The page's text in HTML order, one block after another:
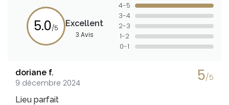
5.0/5 Excellent
3 Avis
4-5
3-4
2-3
1-2
0-1
doriane f.
9 décembre 2024 5/5
Lieu parfait